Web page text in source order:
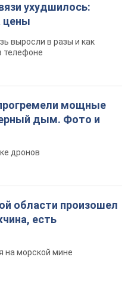
ухудшилось:
цены
выросли в разы и как
телефоне
мощные
дым. Фото и
дронов
области произошел
есть
на морской мине